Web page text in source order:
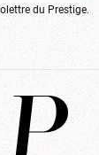
du Prestige.